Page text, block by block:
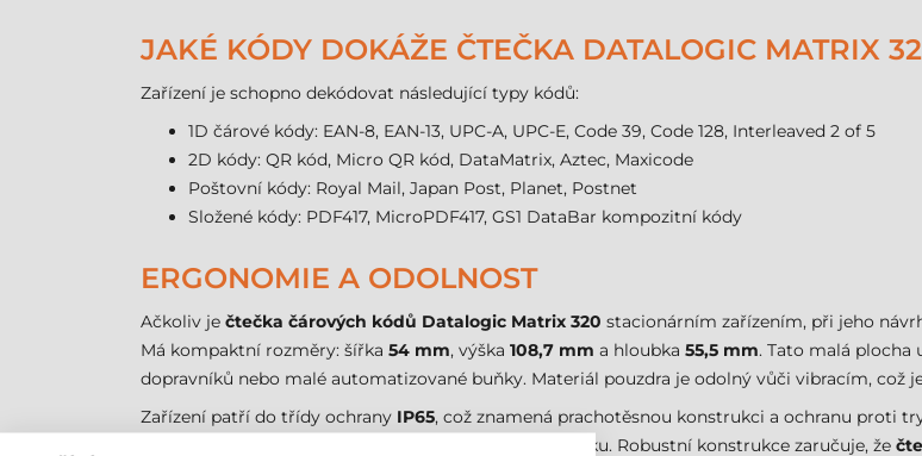
JAKÉ KÓDY DOKÁŽE ČTEČKA DATALOGIC MATRIX
Zařízení je schopno dekódovat následující typy kódů:
1D čárové kódy: EAN-8, EAN-13, UPC-A, UPC-E, Code 39, Code 128, Interleaved 2 of 5
2D kódy: QR kód, Micro QR kód, DataMatrix, Aztec, Maxicode
Poštovní kódy: Royal Mail, Japan Post, Planet, Postnet
Složené kódy: PDF417, MicroPDF417, GS1 DataBar kompozitní kódy
ERGONOMIE A ODOLNOST
Ačkoliv je čtečka čárových kódů Datalogic Matrix 320 stacionárním zařízením, při jeho
Má kompaktní rozměry: šířka 54 mm, výška 108,7 mm a hloubka 55,5 mm. Tato malá plocha
dopravníků nebo malé automatizované buňky. Materiál pouzdra je odolný vůči vibracím, což
Zařízení patří do třídy ochrany IP65, což znamená prachotěsnou konstrukci a ochranu proti
oblastech, kde je prach nebo vlhkost na denním pořádku. Robustní konstrukce zaručuje, že